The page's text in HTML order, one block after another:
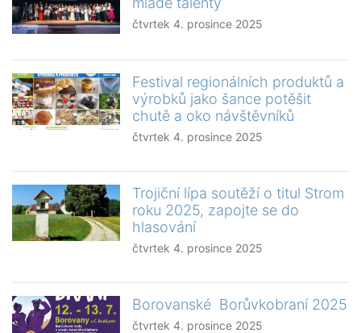
čtvrtek 4. prosince 2025
Festival regionálních produktů a
výrobků jako šance potěšit
chutě a oko návštěvníků
čtvrtek 4. prosince 2025
Trojiční lípa soutěží o titul Strom
roku 2025, zapojte se do
hlasování
čtvrtek 4. prosince 2025
Borovanské Borůvkobraní 2025
čtvrtek 4. prosince 2025